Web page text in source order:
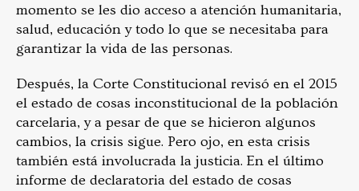
momento se les dio acceso a atención humanitaria,
salud, educación y todo lo que se necesitaba para
garantizar la vida de las personas.
Después, la Corte Constitucional revisó en el 2015
el estado de cosas inconstitucional de la población
carcelaria, y a pesar de que se hicieron algunos
cambios, la crisis sigue. Pero ojo, en esta crisis
también está involucrada la justicia. En el último
informe de declaratoria del estado de cosas